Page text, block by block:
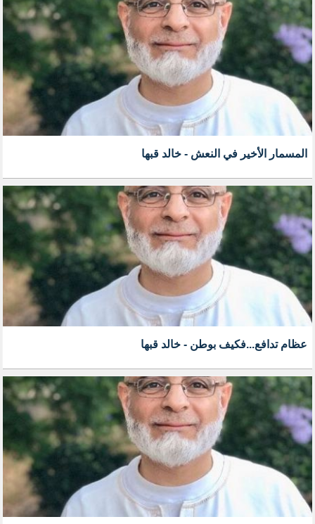
المسمار الأخير في النعش - خالد قبها
عظام تدافع...فكيف بوطن - خالد قبها